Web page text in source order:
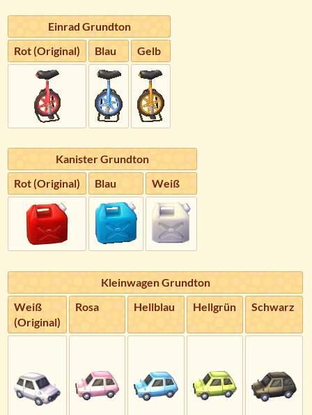
Einrad Grundton
Rot (Original)
Blau Gelb
Kanister Grundton
Rot (Original)
Blau Weiß
Kleinwagen Grundton
Weiß
(Original)
Rosa Hellblau Hellgrün Schwarz